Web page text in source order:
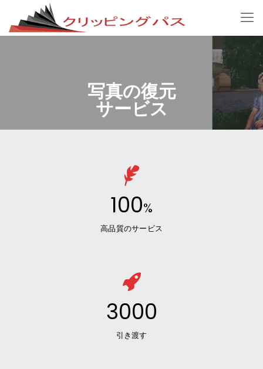
写真の復元
サービス
100%
高品質のサービス
3000
引き渡す